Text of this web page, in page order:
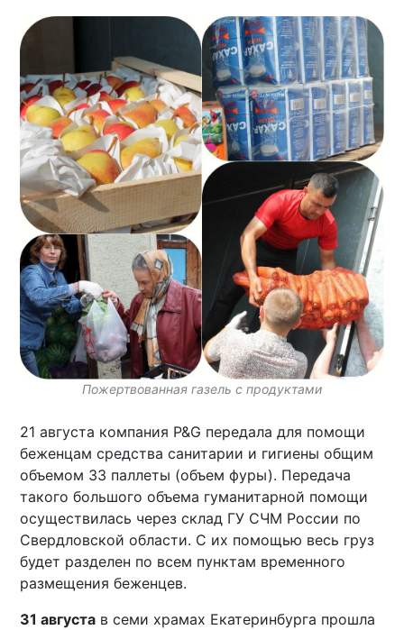
Пожертвованная газель с продуктами
21 августа компания P&G передала для помощи
беженцам средства санитарии и гигиены общим
объемом 33 паллеты (объем фуры). Передача
такого большого объема гуманитарной помощи
осуществилась через склад ГУ СЧМ России по
Свердловской области. С их помощью весь груз
будет разделен по всем пунктам временного
размещения беженцев.
31 августа в семи храмах Екатеринбурга прошла